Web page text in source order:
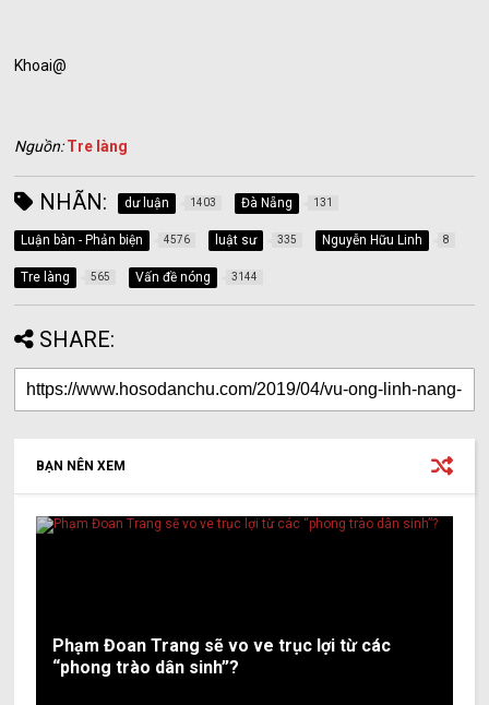
Khoai@
Nguồn: Tre làng
NHÃN: dư luận 1403 Đà Nẵng 131
Luận bàn - Phản biện 4576 luật sư 335 Nguyễn Hữu Linh 8
Tre làng 565 Vấn đề nóng 3144
SHARE:
BẠN NÊN XEM
Phạm Đoan Trang sẽ vo ve trục lợi từ các
“phong trào dân sinh”?